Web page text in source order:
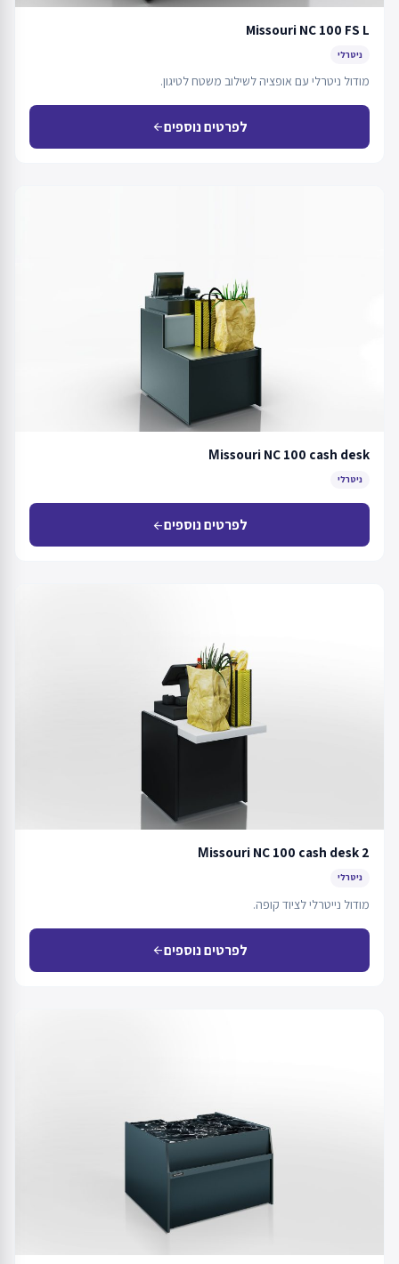
Missouri NC 100 FS L
ניטרלי
מודול ניטרלי עם אופציה לשילוב משטח לטיגון.
לפרטים נוספיםarrow_back
Мissouri NC 100 cash desk
ניטרלי
לפרטים נוספיםarrow_back
Мissouri NC 100 cash desk 2
ניטרלי
מודול נייטרלי לציוד קופה.
לפרטים נוספיםarrow_back